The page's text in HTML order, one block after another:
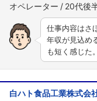
オペレーター 20代後
仕事内容はさ
年収が見込め
も短く感じた
白ハト食品工業株式会